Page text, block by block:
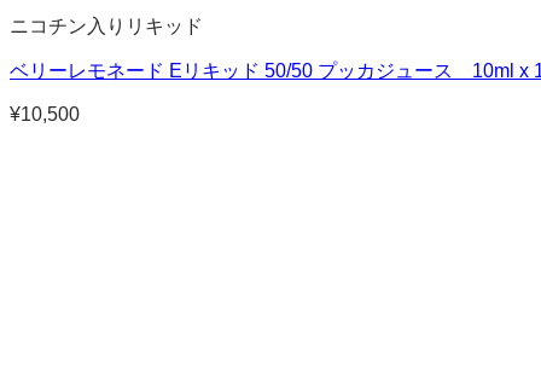
ニコチン入りリキッド
ベリーレモネード Eリキッド 50/50 プッカジュース 10ml x
¥10,500